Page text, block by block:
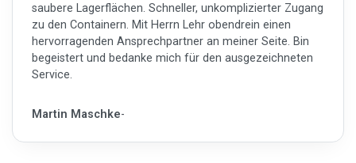
saubere Lagerflächen. Schneller, unkomplizierter Zugang
zu den Containern. Mit Herrn Lehr obendrein einen
hervorragenden Ansprechpartner an meiner Seite. Bin
begeistert und bedanke mich für den ausgezeichneten
Service.
Martin Maschke